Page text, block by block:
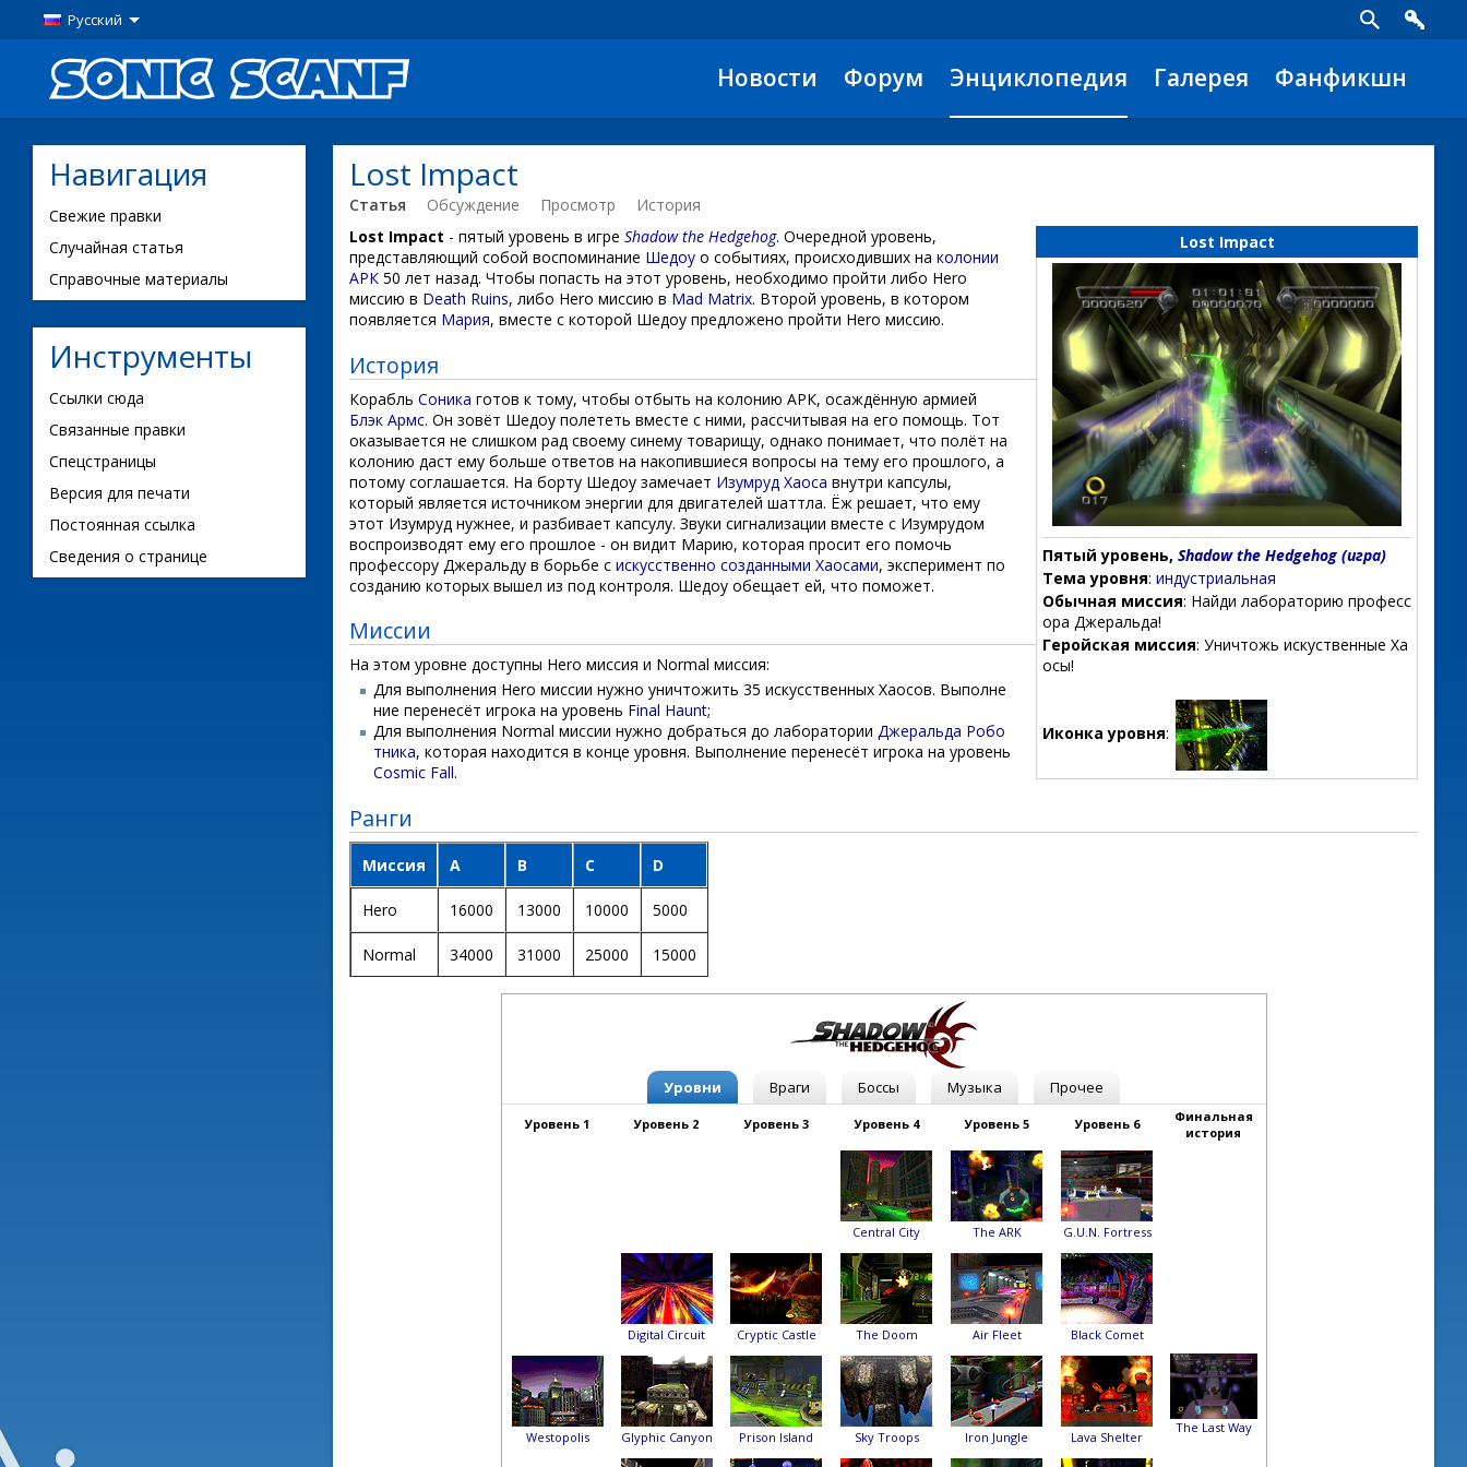
Русский
Новости Форум Энциклопедия Галерея Фанфикшн
Навигация
Свежие правки
Случайная статья
Справочные материалы
Инструменты
Ссылки сюда
Связанные правки
Спецстраницы
Версия для печати
Постоянная ссылка
Сведения о странице
Lost Impact
Статья Обсуждение Просмотр
История
Lost Impact
Пятый уровень, Shadow the Hedgehog (игра)
Тема уровня: индустриальная
Обычная миссия: Найди лабораторию професс
ора Джеральда!
Геройская миссия: Уничтожь искуственные Ха
осы!
Иконка уровня:
Lost Impact - пятый уровень в игре Shadow the Hedgehog. Очередной уровень,
представляющий собой воспоминание Шедоу о событиях, происходивших на колонии
АРК 50 лет назад. Чтобы попасть на этот уровень, необходимо пройти либо Hero
миссию в Death Ruins, либо Hero миссию в Mad Matrix. Второй уровень, в котором
появляется Мария, вместе с которой Шедоу предложено пройти Hero миссию.
История
Корабль Соника готов к тому, чтобы отбыть на колонию АРК, осаждённую армией
Блэк Армс. Он зовёт Шедоу полететь вместе с ними, рассчитывая на его помощь. Тот
оказывается не слишком рад своему синему товарищу, однако понимает, что полёт на
колонию даст ему больше ответов на накопившиеся вопросы на тему его прошлого, а
потому соглашается. На борту Шедоу замечает Изумруд Хаоса внутри капсулы,
который является источником энергии для двигателей шаттла. Ёж решает, что ему
этот Изумруд нужнее, и разбивает капсулу. Звуки сигнализации вместе с Изумрудом
воспроизводят ему его прошлое - он видит Марию, которая просит его помочь
профессору Джеральду в борьбе с искусственно созданными Хаосами, эксперимент по
созданию которых вышел из под контроля. Шедоу обещает ей, что поможет.
Миссии
На этом уровне доступны Hero миссия и Normal миссия:
Для выполнения Hero миссии нужно уничтожить 35 искусственных Хаосов. Выполне
ние перенесёт игрока на уровень Final Haunt;
Для выполнения Normal миссии нужно добраться до лабораторииДжеральда Робо
тника, которая находится в конце уровня. Выполнение перенесёт игрока на уровень
Cosmic Fall.
Ранги
Миссия A B C D
Hero 16000 13000 10000 5000
Normal 34000 31000 25000 15000
Уровни Враги Боссы Музыка Прочее
Уровень 1 Уровень 2 Уровень 3 Уровень 4 Уровень 5 Уровень 6
Финальная
история
Central City The ARK G.U.N. Fortress
Digital Circuit Cryptic Castle The Doom Air Fleet Black Comet
Westopolis Glyphic Canyon Prison Island Sky Troops Iron Jungle Lava Shelter
The Last Way